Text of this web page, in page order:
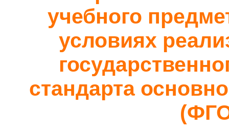
учебного
условиях
стандарта